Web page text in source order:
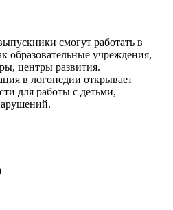
смогут работать в
образовательные учреждения,
центры развития.
в логопедии открывает
для работы с детьми,